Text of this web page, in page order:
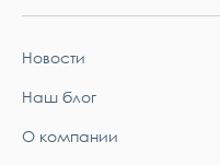
Новости
Наш блог
О компании